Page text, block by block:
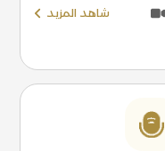
شاهد المزيد